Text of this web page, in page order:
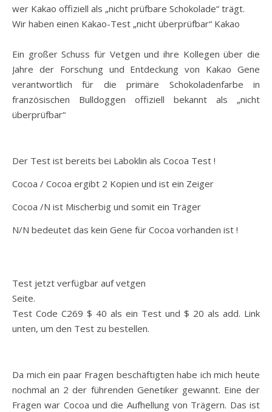
wer Kakao offiziell als „nicht prüfbare Schokolade“ trägt.
Wir haben einen Kakao-Test „nicht überprüfbar“ Kakao
Ein großer Schuss für Vetgen und ihre Kollegen über die
Jahre der Forschung und Entdeckung von Kakao Gene
verantwortlich für die primäre Schokoladenfarbe in
französischen Bulldoggen offiziell bekannt als „nicht
überprüfbar“
Der Test ist bereits bei Laboklin als Cocoa Test !
Cocoa / Cocoa ergibt 2 Kopien und ist ein Zeiger
Cocoa /N ist Mischerbig und somit ein Träger
N/N bedeutet das kein Gene für Cocoa vorhanden ist !
Test jetzt verfügbar auf vetgen
Seite.
Test Code C269 $ 40 als ein Test und $ 20 als add. Link
unten, um den Test zu bestellen.
Da mich ein paar Fragen beschäftigten habe ich mich heute
nochmal an 2 der führenden Genetiker gewannt. Eine der
Fragen war Cocoa und die Aufhellung von Trägern. Das ist